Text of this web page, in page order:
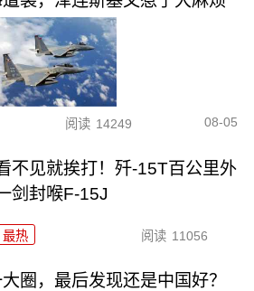
阅读 14249 08-05
不见就挨打！歼-15T百公里外
剑封喉F-15J
最热 阅读 11056
圈，最后发现还是中国好？